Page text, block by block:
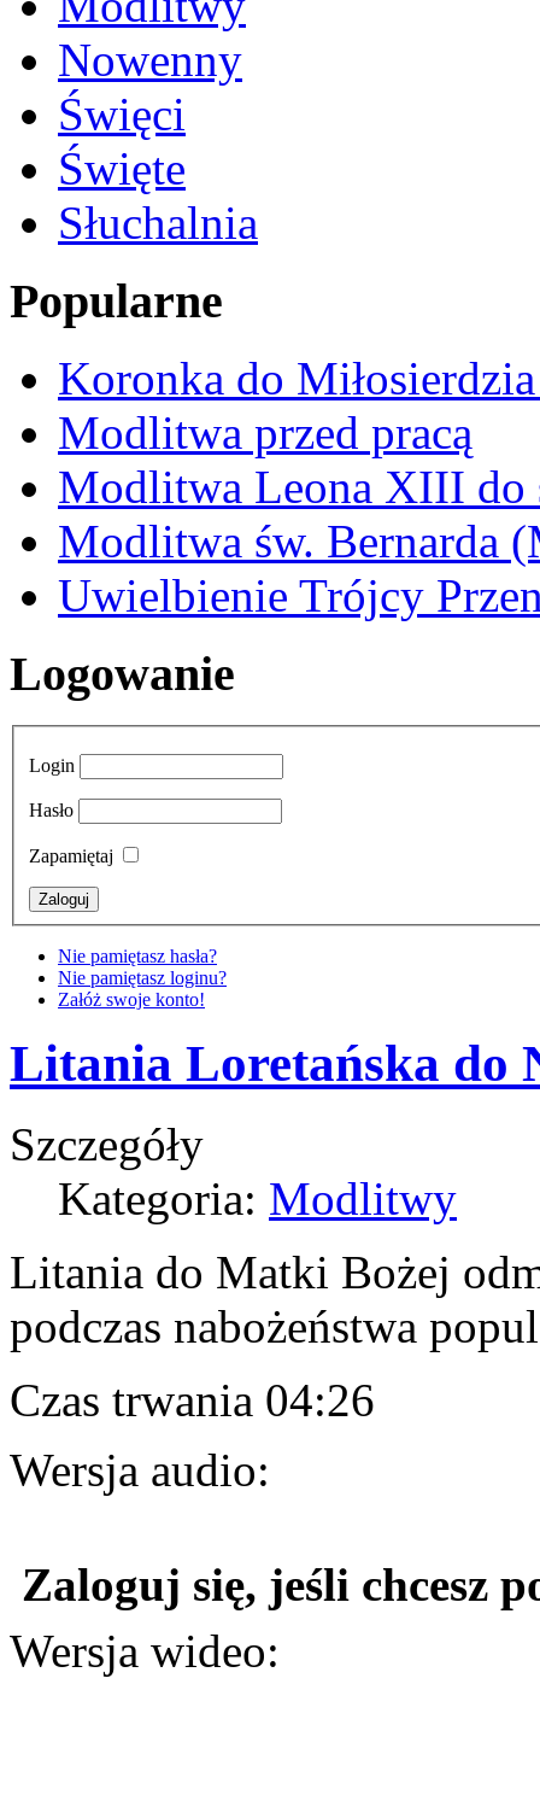
Nowenny
Święci
Święte
Słuchalnia
Popularne
Koronka do
Modlitwa przed pracą
Modlitwa Leona XIII do
Modlitwa św. Bernarda
Uwielbienie Trójcy
Logowanie
Login
Hasło
Zapamiętaj
Nie pamiętasz hasła?
Nie pamiętasz loginu?
Załóż swoje konto!
Litania Loretańska do
Szczegóły
Kategoria: Modlitwy
Litania do Matki Bożej
podczas nabożeństwa
Czas trwania 04:26
Wersja audio:
Zaloguj się, jeśli chcesz
Wersja wideo: